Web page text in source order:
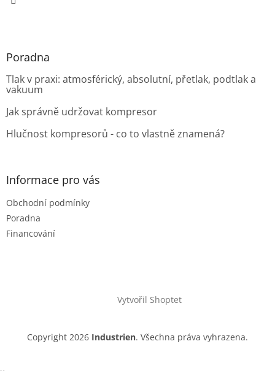
Poradna
Tlak v praxi: atmosférický, absolutní, přetlak, podtlak a
vakuum
Jak správně udržovat kompresor
Hlučnost kompresorů - co to vlastně znamená?
Informace pro vás
Obchodní podmínky
Poradna
Financování
Vytvořil Shoptet
Copyright 2026 Industrien. Všechna práva vyhrazena.